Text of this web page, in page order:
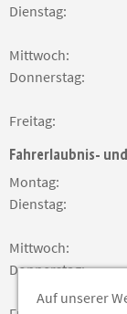
Dienstag:
Mittwoch:
Donnerstag:
Freitag:
Fahrerlaubnis-
Montag:
Dienstag:
Mittwoch:
Donnerstag:
Auf unserer